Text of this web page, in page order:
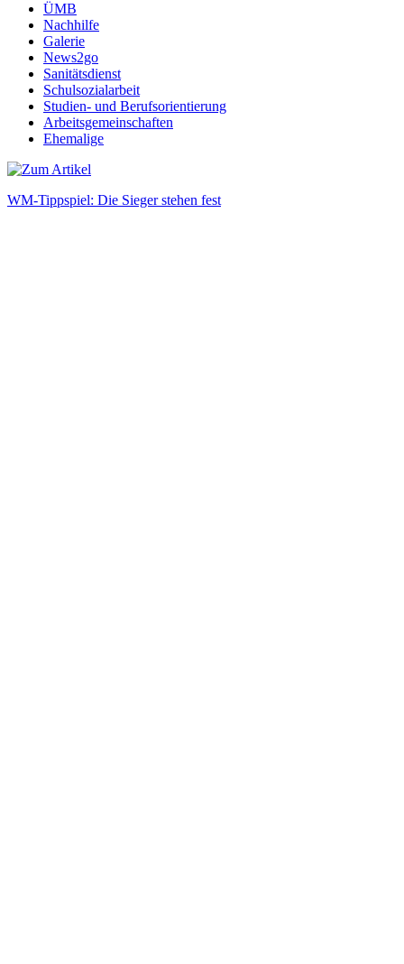
ÜMB
Nachhilfe
Galerie
News2go
Sanitätsdienst
Schulsozialarbeit
Studien- und Berufsorientierung
Arbeitsgemeinschaften
Ehemalige
WM-Tippspiel: Die Sieger stehen fest